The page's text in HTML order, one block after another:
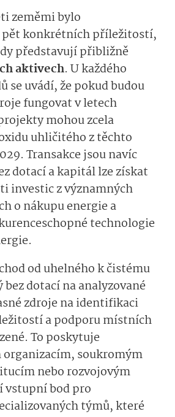
zeměmi bylo
konkrétních příležitostí,
představují přibližně
aktivech. U každého
se uvádí, že pokud budou
fungovat v letech
mohou zcela
uhličitého z těchto
Transakce jsou navíc
dotací a kapitál lze získat
investic z významných
o nákupu energie a
technologie
od uhelného k čistému
dotací na analyzované
zdroje na identifikaci
a podporu místních
To poskytuje
soukromým
nebo rozvojovým
vstupní bod pro
týmů, které